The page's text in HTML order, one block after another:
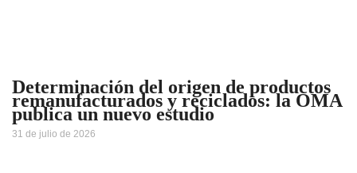
Determinación del origen de productos
remanufacturados y reciclados: la OMA
publica un nuevo estudio
31 de julio de 2026